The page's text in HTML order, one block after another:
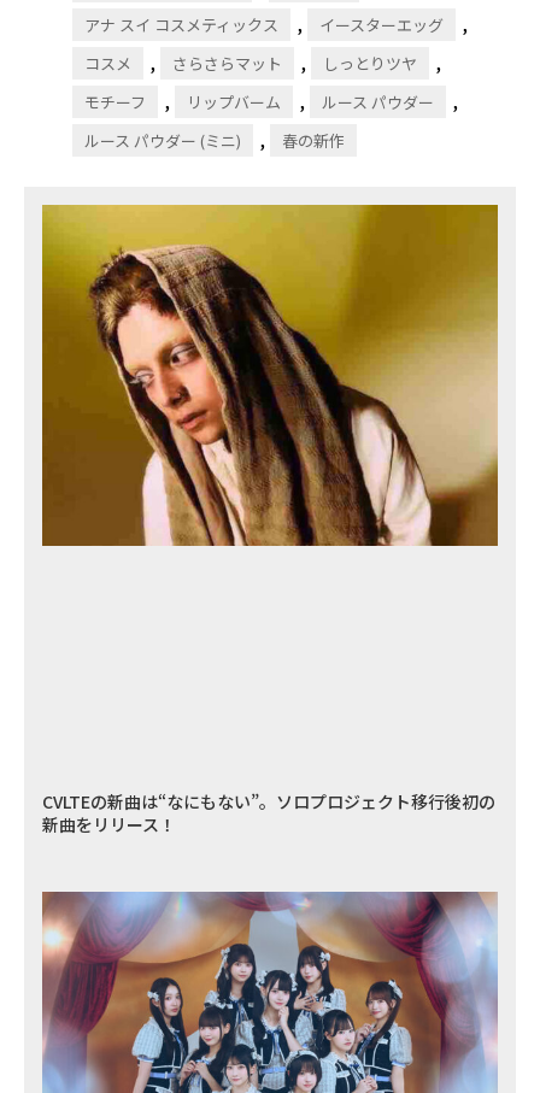
アナ スイ コスメティックス , イースターエッグ ,
コスメ , さらさらマット , しっとりツヤ ,
モチーフ , リップバーム , ルース パウダー ,
ルース パウダー (ミニ) , 春の新作
CVLTEの新曲は“なにもない”。ソロプロジェクト移行後初の
新曲をリリース！